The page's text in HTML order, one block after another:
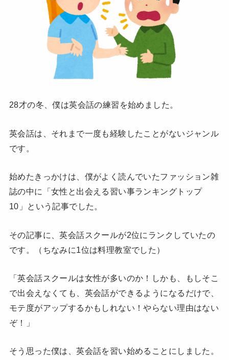
28才の冬、僕は英会話の練習を始めました。
英会話は、それまで一度も経験したことがないジャンル
です。
始めたきっかけは、僕がよく読んでいたファッション雑
誌の中に「女性と出会える習い事ランキングトップ
10」という記事でした。
その記事に、英会話スクールが2位にランクしていたの
です。（ちなみに1位は料理教室でした）
「英会話スクールは女性が多いのか！しかも、もしそこ
で出会えなくても、英会話ができるようになるだけで、
モテ度がアップするかもしれない！やらない理由はない
ぞ！」
そう思った僕は、英会話を習い始めることにしました。